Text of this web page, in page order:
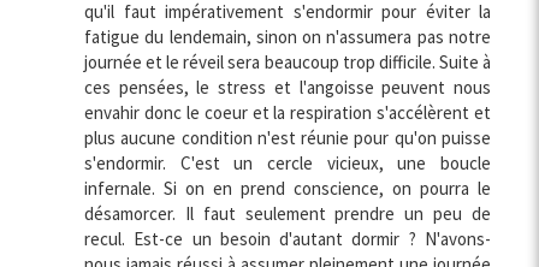
qu'il faut impérativement s'endormir pour éviter la
fatigue du lendemain, sinon on n'assumera pas notre
journée et le réveil sera beaucoup trop difficile. Suite à
ces pensées, le stress et l'angoisse peuvent nous
envahir donc le coeur et la respiration s'accélèrent et
plus aucune condition n'est réunie pour qu'on puisse
s'endormir. C'est un cercle vicieux, une boucle
infernale. Si on en prend conscience, on pourra le
désamorcer. Il faut seulement prendre un peu de
recul. Est-ce un besoin d'autant dormir ? N'avons-